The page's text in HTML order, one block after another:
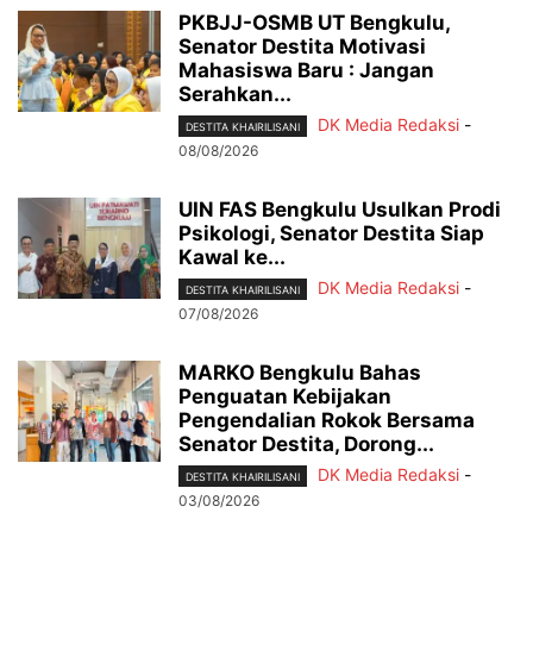
PKBJJ-OSMB UT Bengkulu,
Senator Destita Motivasi
Mahasiswa Baru : Jangan
Serahkan...
DESTITA KHAIRILISANI DK Media Redaksi -
08/08/2026
UIN FAS Bengkulu Usulkan Prodi
Psikologi, Senator Destita Siap
Kawal ke...
DESTITA KHAIRILISANI DK Media Redaksi -
07/08/2026
MARKO Bengkulu Bahas
Penguatan Kebijakan
Pengendalian Rokok Bersama
Senator Destita, Dorong...
DESTITA KHAIRILISANI DK Media Redaksi -
03/08/2026